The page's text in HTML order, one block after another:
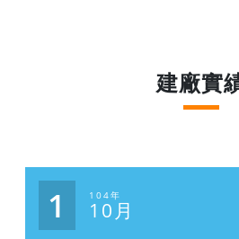
建廠實
1 104年
10月